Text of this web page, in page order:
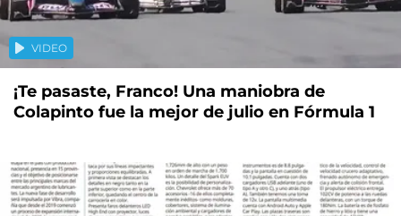
VIDEO
¡Te pasaste, Franco! Una maniobra de
Colapinto fue la mejor de julio en Fórmula 1